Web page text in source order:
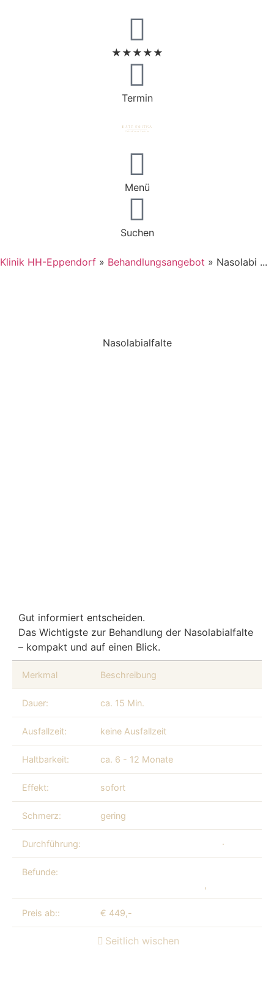
★★★★★
Termin
Menü
Suchen
Klinik HH-Eppendorf » Behandlungsangebot » Nasolabi ...
Nasolabialfalte
Gut informiert entscheiden.
Das Wichtigste zur Behandlung der Nasolabialfalte
– kompakt und auf einen Blick.
Merkmal Beschreibung
Dauer: ca. 15 Min.
Ausfallzeit: keine Ausfallzeit
Haltbarkeit: ca. 6 - 12 Monate
Effekt: sofort
Schmerz: gering
Durchführung: ·
Befunde:
,
Preis ab:: € 449,-
Seitlich wischen